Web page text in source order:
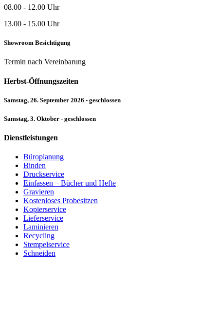
08.00 - 12.00 Uhr
13.00 - 15.00 Uhr
Showroom Besichtigung
Termin nach Vereinbarung
Herbst-Öffnungszeiten
Samstag, 26. September 2026 - geschlossen
Samstag, 3. Oktober - geschlossen
Dienstleistungen
Büroplanung
Binden
Druckservice
Einfassen – Bücher und Hefte
Gravieren
Kostenloses Probesitzen
Kopierservice
Lieferservice
Laminieren
Recycling
Stempelservice
Schneiden